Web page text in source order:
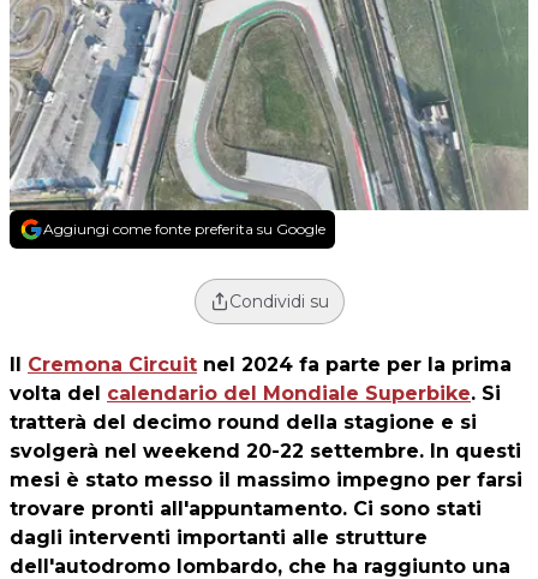
Aggiungi come fonte preferita su Google
Condividi su
Il Cremona Circuit nel 2024 fa parte per la prima
volta del calendario del Mondiale Superbike. Si
tratterà del decimo round della stagione e si
svolgerà nel weekend 20-22 settembre. In questi
mesi è stato messo il massimo impegno per farsi
trovare pronti all'appuntamento. Ci sono stati
dagli interventi importanti alle strutture
dell'autodromo lombardo, che ha raggiunto una